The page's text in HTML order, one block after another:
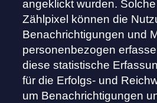
angeklickt wurden.
Zählpixel können die
Benachrichtigungen und
personenbezogen
diese statistische
für die Erfolgs- und
um Benachrichtigungen